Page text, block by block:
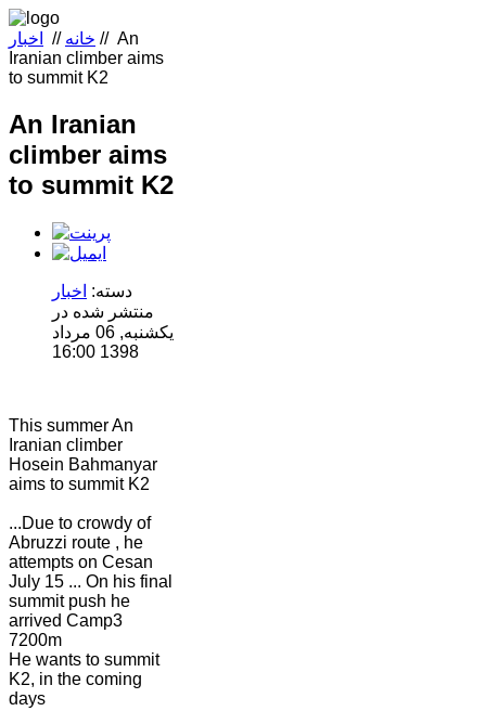
خانه // اخبار // An
Iranian climber aims
to summit K2
An Iranian
climber aims
to summit K2
دسته: اخبار
منتشر شده در
یکشنبه, 06 مرداد
1398 16:00
This summer An
Iranian climber
Hosein Bahmanyar
aims to summit K2
...Due to crowdy of
Abruzzi route , he
attempts on Cesan
July 15 ... On his final
summit push he
arrived Camp3
7200m
He wants to summit
K2, in the coming
days